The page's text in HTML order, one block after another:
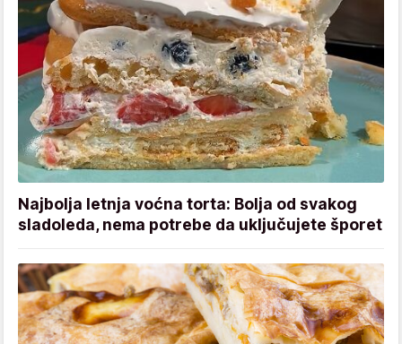
Najbolja letnja voćna torta: Bolja od svakog
sladoleda, nema potrebe da uključujete šporet